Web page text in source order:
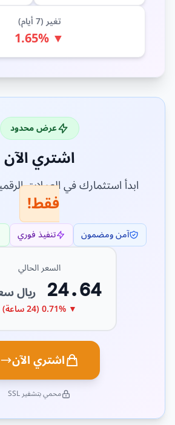
تغير (7 أيام)
▼ 1.65%
عرض محدود
اشتري الآن
ابدأ استثمارك في العملات
فقط!
آمن ومضمون تنفيذ فوري
السعر الحالي
24.64 ريال
▼ 0.71% (24 ساعة)
اشتري الآن
محمي بتشفير SSL